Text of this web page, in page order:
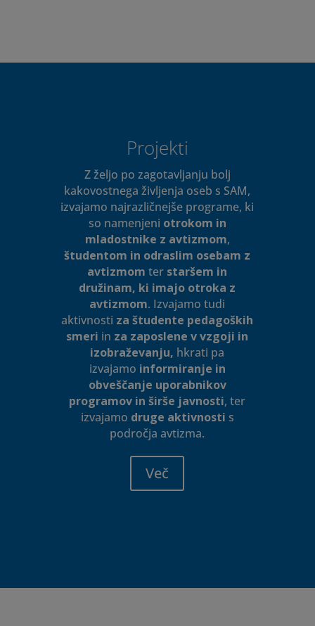
Projekti
Z željo po zagotavljanju bolj
kakovostnega življenja oseb s SAM,
izvajamo najrazličnejše programe, ki
so namenjeni otrokom in
mladostnike z avtizmom,
študentom in odraslim osebam z
avtizmomter staršem in
družinam, ki imajo otroka z
avtizmom. Izvajamo tudi
aktivnosti za študente pedagoških
smeri in za zaposlene v vzgoji in
izobraževanju, hkrati pa
izvajamo informiranje in
obveščanje uporabnikov
programov in širše javnosti, ter
izvajamo druge aktivnosti s
področja avtizma.
Več